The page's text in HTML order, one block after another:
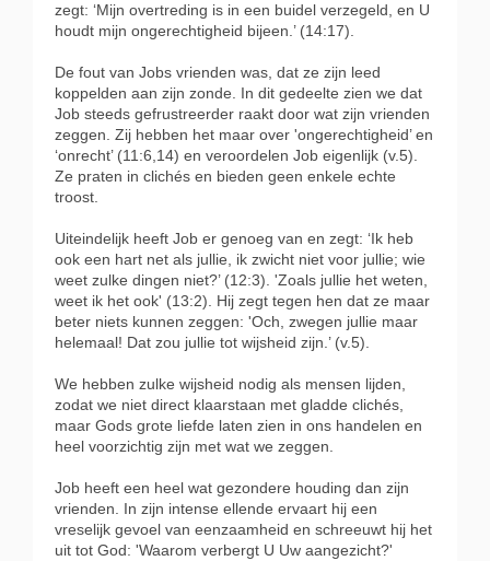
zegt: ‘Mijn overtreding is in een buidel verzegeld, en U
houdt mijn ongerechtigheid bijeen.’ (14:17).
De fout van Jobs vrienden was, dat ze zijn leed
koppelden aan zijn zonde. In dit gedeelte zien we dat
Job steeds gefrustreerder raakt door wat zijn vrienden
zeggen. Zij hebben het maar over 'ongerechtigheid’ en
‘onrecht’ (11:6,14) en veroordelen Job eigenlijk (v.5).
Ze praten in clichés en bieden geen enkele echte
troost.
Uiteindelijk heeft Job er genoeg van en zegt: ‘Ik heb
ook een hart net als jullie, ik zwicht niet voor jullie; wie
weet zulke dingen niet?’ (12:3). 'Zoals jullie het weten,
weet ik het ook' (13:2). Hij zegt tegen hen dat ze maar
beter niets kunnen zeggen: 'Och, zwegen jullie maar
helemaal! Dat zou jullie tot wijsheid zijn.’ (v.5).
We hebben zulke wijsheid nodig als mensen lijden,
zodat we niet direct klaarstaan met gladde clichés,
maar Gods grote liefde laten zien in ons handelen en
heel voorzichtig zijn met wat we zeggen.
Job heeft een heel wat gezondere houding dan zijn
vrienden. In zijn intense ellende ervaart hij een
vreselijk gevoel van eenzaamheid en schreeuwt hij het
uit tot God: 'Waarom verbergt U Uw aangezicht?'